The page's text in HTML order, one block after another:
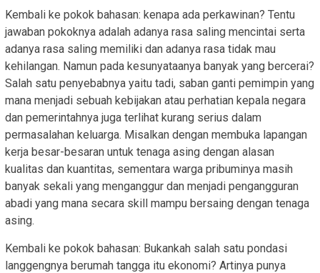
Kembali ke pokok bahasan: kenapa ada perkawinan? Tentu
jawaban pokoknya adalah adanya rasa saling mencintai serta
adanya rasa saling memiliki dan adanya rasa tidak mau
kehilangan. Namun pada kesunyataanya banyak yang bercerai?
Salah satu penyebabnya yaitu tadi, saban ganti pemimpin yang
mana menjadi sebuah kebijakan atau perhatian kepala negara
dan pemerintahnya juga terlihat kurang serius dalam
permasalahan keluarga. Misalkan dengan membuka lapangan
kerja besar-besaran untuk tenaga asing dengan alasan
kualitas dan kuantitas, sementara warga pribuminya masih
banyak sekali yang menganggur dan menjadi pengangguran
abadi yang mana secara skill mampu bersaing dengan tenaga
asing.
Kembali ke pokok bahasan: Bukankah salah satu pondasi
langgengnya berumah tangga itu ekonomi? Artinya punya